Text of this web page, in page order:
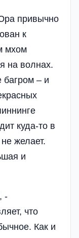
привычно
к
мхом
на волнах.
багром – и
куда-то в
желает.
и
-
что
Как и